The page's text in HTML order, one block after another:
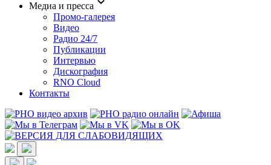
Медиа и пресса
Промо-галерея
Видео
Радио 24/7
Публикации
Интервью
Дискография
RNO Cloud
Контакты